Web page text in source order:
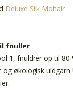
Deluxe Silk Mohair
fnuller
1, fnuldrer op til 80
økologisk